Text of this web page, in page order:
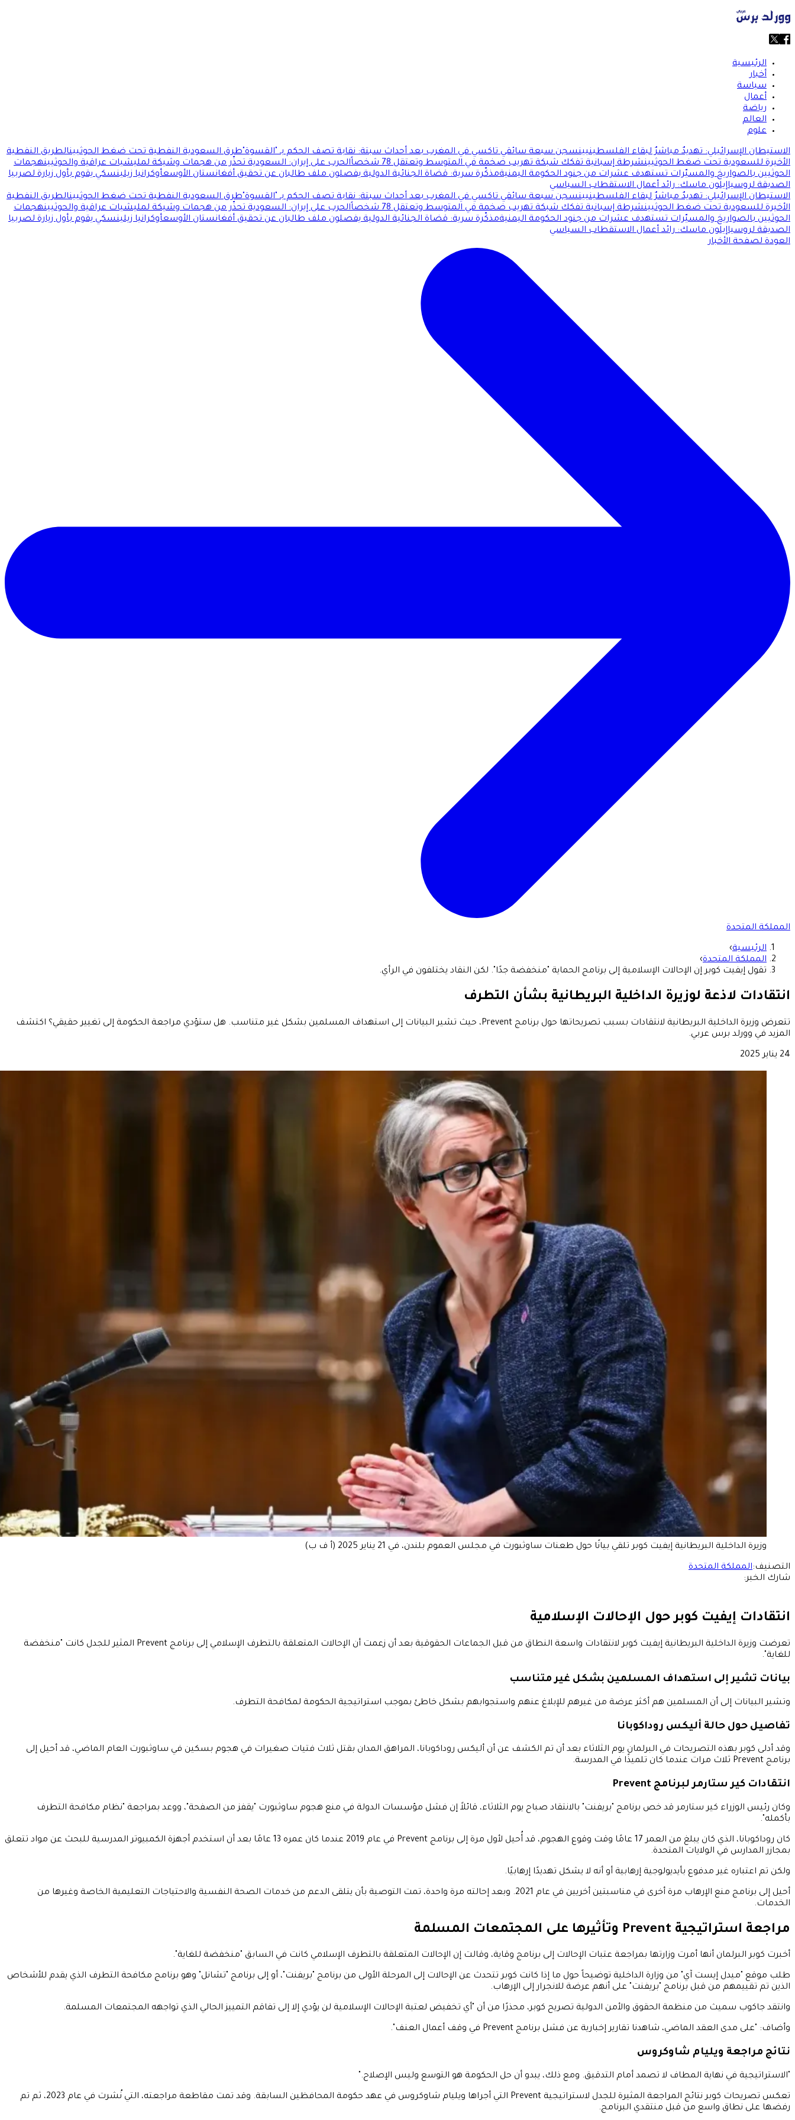
الرئيسية
أخبار
سياسة
أعمال
رياضة
العالم
علوم
الاستيطان الإسرائيلي: تهديدٌ مباشرٌ لبقاء الفلسطينيينسجن سبعة سائقي تاكسي في المغرب بعد أحداث سبتة: نقابة تصف الحكم بـ "القسوة"طرق السعودية النفطية تحت ضغط الحوثيينالطريق النفطية
الأخيرة للسعودية تحت ضغط الحوثيينشرطة إسبانية تفكك شبكة تهريب ضخمة في المتوسط وتعتقل 78 شخصاً الحرب على إيران: السعودية تحذّر من هجمات وشيكة لمليشيات عراقية والحوثيينهجمات
الحوثيين بالصواريخ والمسيّرات تستهدف عشرات من جنود الحكومة اليمنيةمذكّرة سرية: قضاة الجنائية الدولية يفصلون ملف طالبان عن تحقيق أفغانستان الأوسعأوكرانيا زيلينسكي يقوم بأول زيارة لصربيا
الصديقة لروسياإيلون ماسك: رائد أعمال الاستقطاب السياسي
الاستيطان الإسرائيلي: تهديدٌ مباشرٌ لبقاء الفلسطينيينسجن سبعة سائقي تاكسي في المغرب بعد أحداث سبتة: نقابة تصف الحكم بـ "القسوة"طرق السعودية النفطية تحت ضغط الحوثيينالطريق النفطية
الأخيرة للسعودية تحت ضغط الحوثيينشرطة إسبانية تفكك شبكة تهريب ضخمة في المتوسط وتعتقل 78 شخصاً الحرب على إيران: السعودية تحذّر من هجمات وشيكة لمليشيات عراقية والحوثيينهجمات
الحوثيين بالصواريخ والمسيّرات تستهدف عشرات من جنود الحكومة اليمنيةمذكّرة سرية: قضاة الجنائية الدولية يفصلون ملف طالبان عن تحقيق أفغانستان الأوسعأوكرانيا زيلينسكي يقوم بأول زيارة لصربيا
الصديقة لروسياإيلون ماسك: رائد أعمال الاستقطاب السياسي
العودة لصفحة الأخبار
المملكة المتحدة
الرئيسية›
المملكة المتحدة›
تقول إيفيت كوبر إن الإحالات الإسلامية إلى برنامج الحماية "منخفضة جدًا". لكن النقاد يختلفون في الرأي.
انتقادات لاذعة لوزيرة الداخلية البريطانية بشأن التطرف
تتعرض وزيرة الداخلية البريطانية لانتقادات بسبب تصريحاتها حول برنامج Prevent، حيث تشير البيانات إلى استهداف المسلمين بشكل غير متناسب. هل ستؤدي مراجعة الحكومة إلى تغيير حقيقي؟ اكتشف
المزيد في وورلد برس عربي.
24 يناير 2025
وزيرة الداخلية البريطانية إيفيت كوبر تلقي بيانًا حول طعنات ساوثبورت في مجلس العموم بلندن، في 21 يناير 2025 (أ ف ب)
التصنيف:المملكة المتحدة
شارك الخبر:
انتقادات إيفيت كوبر حول الإحالات الإسلامية
تعرضت وزيرة الداخلية البريطانية إيفيت كوبر لانتقادات واسعة النطاق من قبل الجماعات الحقوقية بعد أن زعمت أن الإحالات المتعلقة بالتطرف الإسلامي إلى برنامج Prevent المثير للجدل كانت "منخفضة
للغاية".
بيانات تشير إلى استهداف المسلمين بشكل غير متناسب
وتشير البيانات إلى أن المسلمين هم أكثر عرضة من غيرهم للإبلاغ عنهم واستجوابهم بشكل خاطئ بموجب استراتيجية الحكومة لمكافحة التطرف.
تفاصيل حول حالة أليكس روداكوبانا
وقد أدلى كوبر بهذه التصريحات في البرلمان يوم الثلاثاء بعد أن تم الكشف عن أن أليكس روداكوبانا، المراهق المدان بقتل ثلاث فتيات صغيرات في هجوم بسكين في ساوثبورت العام الماضي، قد أحيل إلى
برنامج Prevent ثلاث مرات عندما كان تلميذًا في المدرسة.
انتقادات كير ستارمر لبرنامج Prevent
وكان رئيس الوزراء كير ستارمر قد خص برنامج "بريفنت" بالانتقاد صباح يوم الثلاثاء، قائلاً إن فشل مؤسسات الدولة في منع هجوم ساوثبورت "يقفز من الصفحة"، ووعد بمراجعة "نظام مكافحة التطرف
بأكمله".
كان روداكوبانا، الذي كان يبلغ من العمر 17 عامًا وقت وقوع الهجوم، قد أُحيل لأول مرة إلى برنامج Prevent في عام 2019 عندما كان عمره 13 عامًا بعد أن استخدم أجهزة الكمبيوتر المدرسية للبحث عن مواد تتعلق
بمجازر المدارس في الولايات المتحدة.
ولكن تم اعتباره غير مدفوع بأيديولوجية إرهابية أو أنه لا يشكل تهديدًا إرهابيًا.
أحيل إلى برنامج منع الإرهاب مرة أخرى في مناسبتين أخريين في عام 2021. وبعد إحالته مرة واحدة، تمت التوصية بأن يتلقى الدعم من خدمات الصحة النفسية والاحتياجات التعليمية الخاصة وغيرها من
الخدمات.
مراجعة استراتيجية Prevent وتأثيرها على المجتمعات المسلمة
أخبرت كوبر البرلمان أنها أمرت وزارتها بمراجعة عتبات الإحالات إلى برنامج وقاية، وقالت إن الإحالات المتعلقة بالتطرف الإسلامي كانت في السابق "منخفضة للغاية".
طلب موقع "ميدل إيست آي" من وزارة الداخلية توضيحاً حول ما إذا كانت كوبر تتحدث عن الإحالات إلى المرحلة الأولى من برنامج "بريفنت"، أو إلى برنامج "تشانل" وهو برنامج مكافحة التطرف الذي يقدم للأشخاص
الذين تم تقييمهم من قبل برنامج "بريفنت" على أنهم عرضة للانجرار إلى الإرهاب.
وانتقد جاكوب سميث من منظمة الحقوق والأمن الدولية تصريح كوبر، محذرًا من أن "أي تخفيض لعتبة الإحالات الإسلامية لن يؤدي إلا إلى تفاقم التمييز الحالي الذي تواجهه المجتمعات المسلمة.
وأضاف: "على مدى العقد الماضي، شاهدنا تقارير إخبارية عن فشل برنامج Prevent في وقف أعمال العنف".
نتائج مراجعة ويليام شاوكروس
"الاستراتيجية في نهاية المطاف لا تصمد أمام التدقيق. ومع ذلك، يبدو أن حل الحكومة هو التوسع وليس الإصلاح."
تعكس تصريحات كوبر نتائج المراجعة المثيرة للجدل لاستراتيجية Prevent التي أجراها ويليام شاوكروس في عهد حكومة المحافظين السابقة. وقد تمت مقاطعة مراجعته، التي نُشرت في عام 2023، ثم تم
رفضها على نطاق واسع من قبل منتقدي البرنامج.